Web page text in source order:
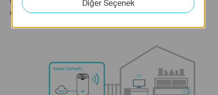
esnekliğin keyfini yaşayın.
Diğer Seçenek